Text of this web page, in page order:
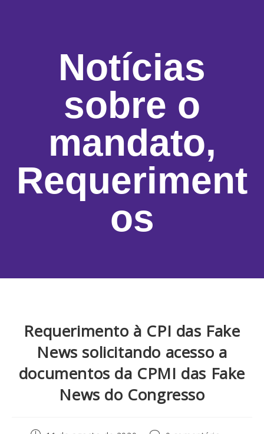
Notícias
sobre o
mandato,
Requeriment
os
Requerimento à CPI das Fake
News solicitando acesso a
documentos da CPMI das Fake
News do Congresso